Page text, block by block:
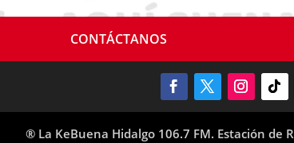
CONTÁCTANOS
® La KeBuena Hidalgo 106.7 FM. Estación de